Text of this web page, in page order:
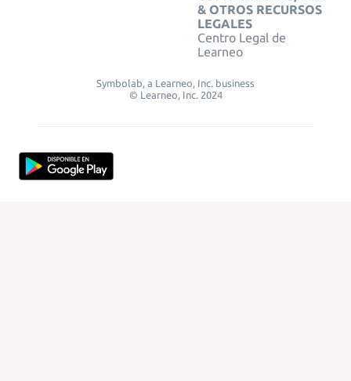
& OTROS RECURSOS
LEGALES
Centro Legal de
Learneo
Symbolab, a Learneo, Inc. business
© Learneo, Inc. 2024